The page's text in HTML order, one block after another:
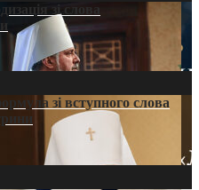
зі слова
зі вступного слова